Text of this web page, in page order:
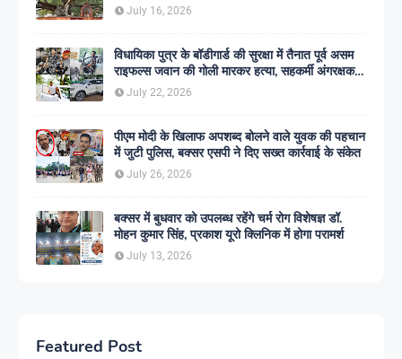
July 16, 2026
विधायिका पुत्र के बॉडीगार्ड की सुरक्षा में तैनात पूर्व असम
राइफल्स जवान की गोली मारकर हत्या, सहकर्मी अंगरक्षक
गिरफ्तार
July 22, 2026
पीएम मोदी के खिलाफ अपशब्द बोलने वाले युवक की पहचान
में जुटी पुलिस, बक्सर एसपी ने दिए सख्त कार्रवाई के संकेत
July 26, 2026
बक्सर में बुधवार को उपलब्ध रहेंगे चर्म रोग विशेषज्ञ डॉ.
मोहन कुमार सिंह, प्रकाश यूरो क्लिनिक में होगा परामर्श
July 13, 2026
Featured Post